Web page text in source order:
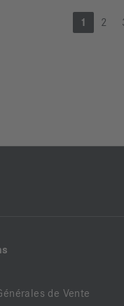
1 2
de Vente